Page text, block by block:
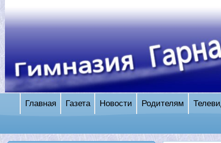
Главная Газета Новости Родителям